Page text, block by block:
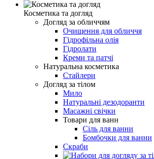
Косметика та догляд
Догляд за обличчям
Очищення для обличчя
Гідрофільна олія
Гідролати
Креми та патчі
Натуральна косметика
Стайлери
Догляд за тілом
Мило
Натуральні дезодоранти
Масажні свічки
Товари для ванн
Сіль для ванни
Бомбочки для ванни
Скраби